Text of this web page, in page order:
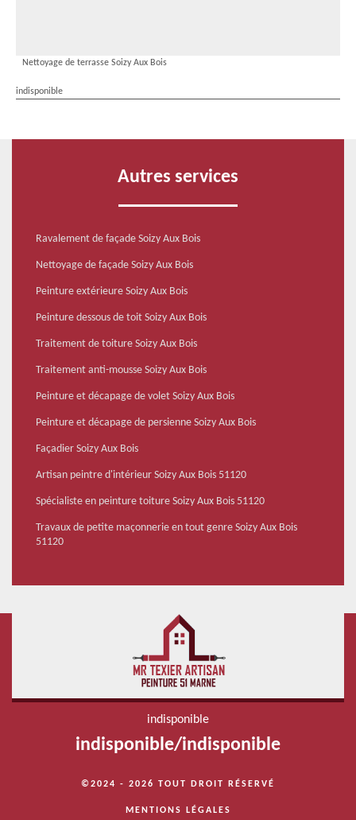
Nettoyage de terrasse Soizy Aux Bois
indisponible
Autres services
Ravalement de façade Soizy Aux Bois
Nettoyage de façade Soizy Aux Bois
Peinture extérieure Soizy Aux Bois
Peinture dessous de toit Soizy Aux Bois
Traitement de toiture Soizy Aux Bois
Traitement anti-mousse Soizy Aux Bois
Peinture et décapage de volet Soizy Aux Bois
Peinture et décapage de persienne Soizy Aux Bois
Façadier Soizy Aux Bois
Artisan peintre d'intérieur Soizy Aux Bois 51120
Spécialiste en peinture toiture Soizy Aux Bois 51120
Travaux de petite maçonnerie en tout genre Soizy Aux Bois
51120
indisponible
indisponible/indisponible
©2024 - 2026 TOUT DROIT RÉSERVÉ
MENTIONS LÉGALES